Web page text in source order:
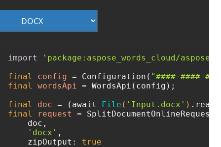
import
'package:aspose_words_cloud/
final
config = Configuration( "####-####-
final
wordsApi = WordsApi(config);
final
doc = (await File ( 'Input.docx' )
final
request = SplitDocumentOnlineRequest(
    doc,
'docx' ,
    zipOutput:
true